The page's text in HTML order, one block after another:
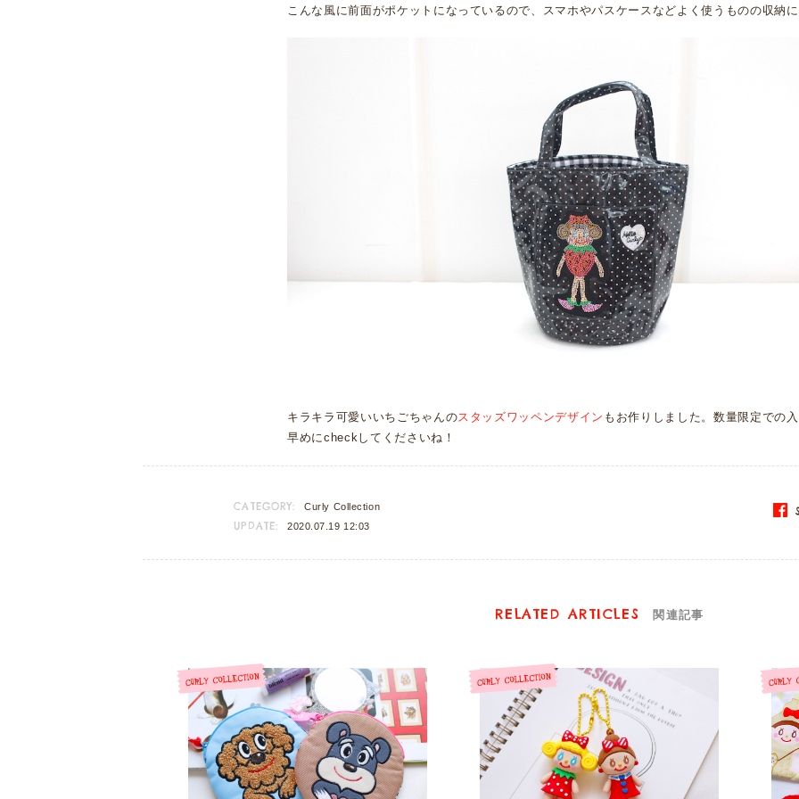
こんな風に前面がポケットになっているので、スマホやパスケースなどよく使うものの収納
キラキラ可愛いいちごちゃんのスタッズワッペンデザイン もお作りしました。数量限定での
早めにcheckしてくださいね！
CATEGORY: Curly Collection
UPDATE: 2020.07.19 12:03
RELATED ARTICLES 関連記事